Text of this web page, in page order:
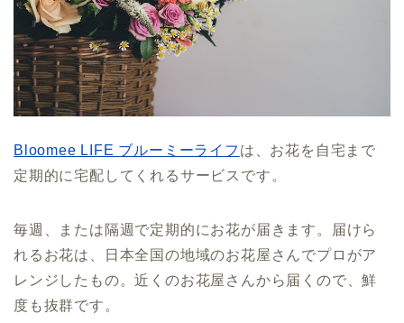
Bloomee LIFE ブルーミーライフ は、お花を自宅まで
定期的に宅配してくれるサービスです。
毎週、または隔週で定期的にお花が届きます。届けら
れるお花は、日本全国の地域のお花屋さんでプロがア
レンジしたもの。近くのお花屋さんから届くので、鮮
度も抜群です。